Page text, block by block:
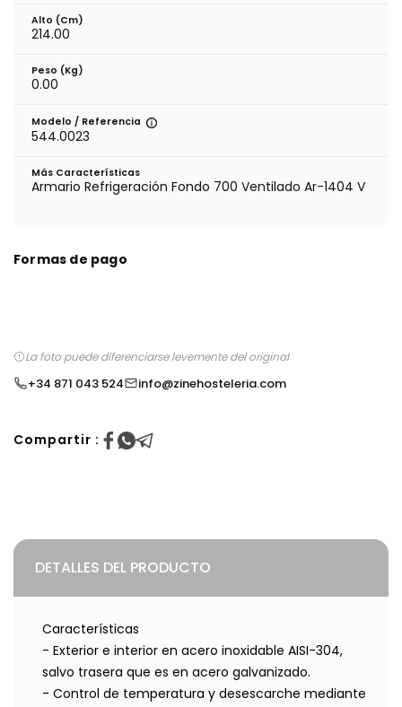
Alto (cm)
214.00
Peso (kg)
0.00
Modelo / Referencia
544.0023
Más Características
Armario Refrigeración Fondo 700 Ventilado Ar-1404 V
Formas de pago
La foto puede diferenciarse levemente del original
+34 871 043 524 info@zinehosteleria.com
Compartir :
DETALLES DEL PRODUCTO
Características
- Exterior e interior en acero inoxidable AISI-304,
salvo trasera que es en acero galvanizado.
- Control de temperatura y desescarche mediante